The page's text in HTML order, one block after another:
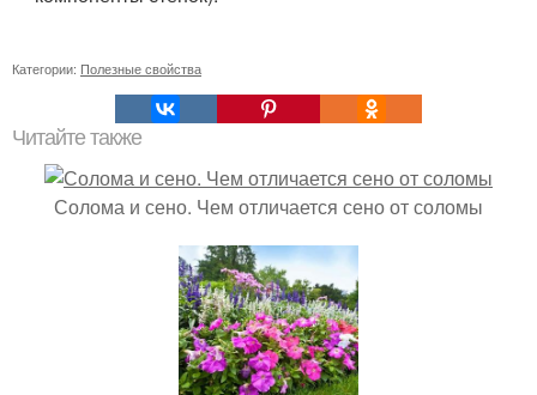
Категории: Полезные свойства
Читайте также
Солома и сено. Чем отличается сено от соломы